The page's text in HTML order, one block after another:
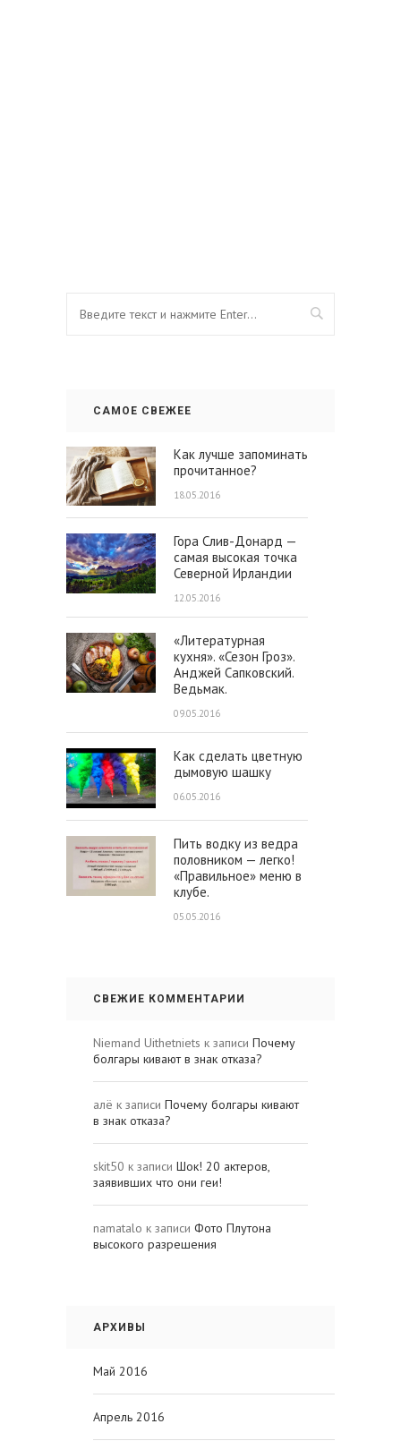
САМОЕ СВЕЖЕЕ
Как лучше запоминать
прочитанное?
18.05.2016
Гора Слив-Донард —
самая высокая точка
Северной Ирландии
12.05.2016
«Литературная
кухня». «Сезон Гроз».
Анджей Сапковский.
Ведьмак.
09.05.2016
Как сделать цветную
дымовую шашку
06.05.2016
Пить водку из ведра
половником — легко!
«Правильное» меню в
клубе.
05.05.2016
СВЕЖИЕ КОММЕНТАРИИ
Niemand Uithetniets к записи Почему
болгары кивают в знак отказа?
алё к записи Почему болгары кивают
в знак отказа?
skit50 к записи Шок! 20 актеров,
заявивших что они геи!
namatalo к записи Фото Плутона
высокого разрешения
АРХИВЫ
Май 2016
Апрель 2016